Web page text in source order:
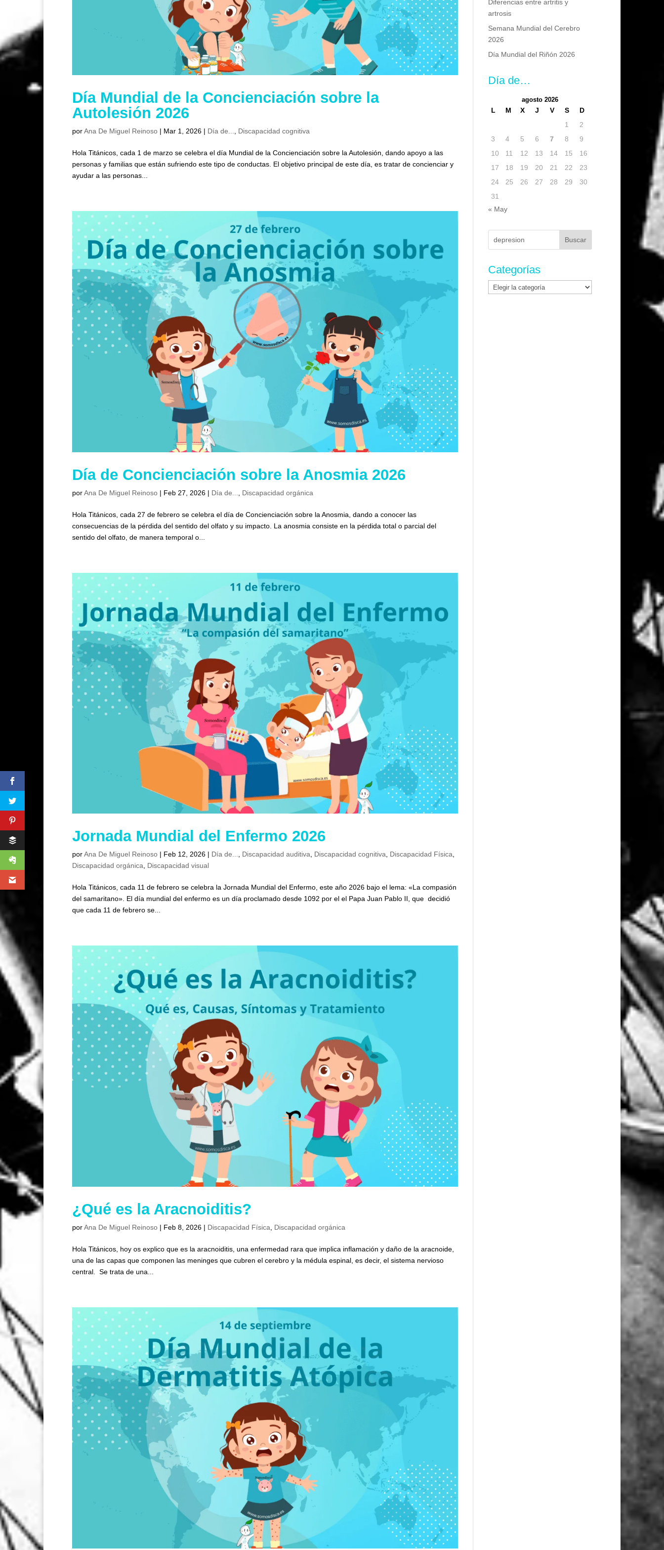
Día Mundial de la Concienciación sobre la
Autolesión 2026
porAna De Miguel Reinoso | Mar 1, 2026 | Día de... Discapacidad cognitiva
Hola Titánicos, cada 1 de marzo se celebra el día Mundial de la Concienciación sobre la Autolesión, dando apoyo a las
personas y familias que están sufriendo este tipo de conductas. El objetivo principal de este día, es tratar de concienciar y
ayudar a las personas...
Día de Concienciación sobre la Anosmia 2026
porAna De Miguel Reinoso | Feb 27, 2026 | Día de... Discapacidad orgánica
Hola Titánicos, cada 27 de febrero se celebra el día de Concienciación sobre la Anosmia, dando a conocer las
consecuencias de la pérdida del sentido del olfato y su impacto. La anosmia consiste en la pérdida total o parcial del
sentido del olfato, de manera temporal o...
Jornada Mundial del Enfermo 2026
porAna De Miguel Reinoso | Feb 12, 2026 | Día de..., Discapacidad auditiva, Discapacidad cognitiva, Discapacidad Física,
Discapacidad orgánica, Discapacidad visual
Hola Titánicos, cada 11 de febrero se celebra la Jornada Mundial del Enfermo, este año 2026 bajo el lema: «La compasión
del samaritano». El día mundial del enfermo es un día proclamado desde 1092 por el el Papa Juan Pablo II, que decidió
que cada 11 de febrero se...
¿Qué es la Aracnoiditis?
porAna De Miguel Reinoso | Feb 8, 2026 | Discapacidad Física, Discapacidad orgánica
Hola Titánicos, hoy os explico que es la aracnoiditis, una enfermedad rara que implica inflamación y daño de la aracnoide,
una de las capas que componen las meninges que cubren el cerebro y la médula espinal, es decir, el sistema nervioso
central. Se trata de una...
Diferencias entre artritis y
artrosis
Semana Mundial del Cerebro
2026
Día Mundial del Riñón 2026
Día de…
agosto 2026
L M X J V S
D
1
2
3
4 5 6 7 8
9
10
11 12 13 14 15
16
17
18 19 20 21 22
23
24
25 26 27 28 29
30
31
« May
Buscar:
Categorías
Categorías